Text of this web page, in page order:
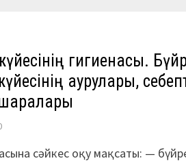
гигиенасы.
аурулары,
сәйкес оқу мақсаты: —